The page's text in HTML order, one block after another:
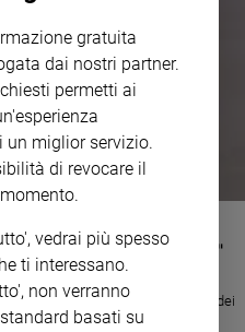
mi ha cambiato la vita"
fortuna mio padre, che faceva il
di lì e vide un prete studiare con dei
gratuita
dai nostri partner.
permetti ai
un miglior servizio.
di revocare il
vedrai più spesso
ti interessano.
non verranno
basati su